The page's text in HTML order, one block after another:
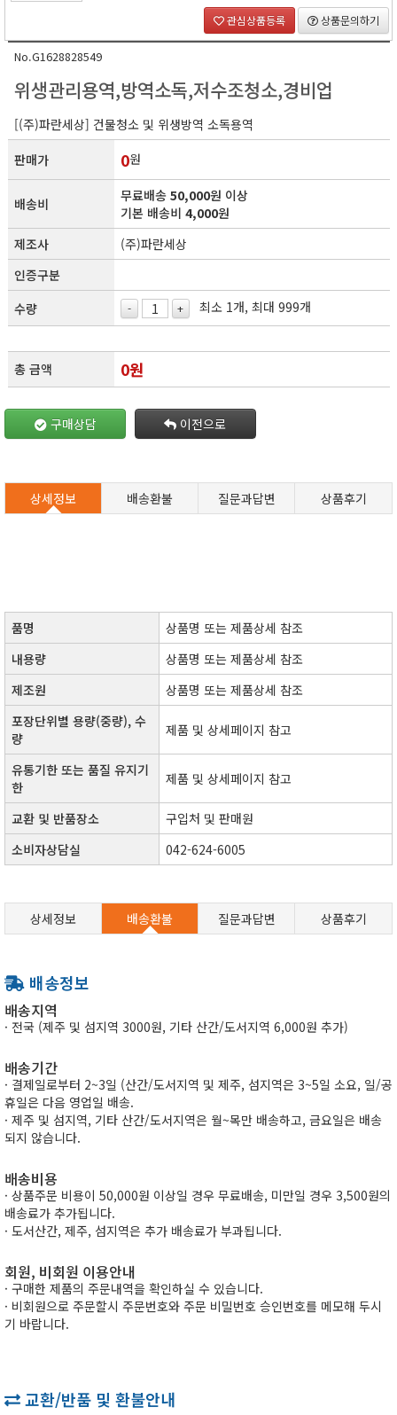
관심상품등록 상품문의하기
No.G1628828549
위생관리용역,방역소독,저수조청소,경비업
[(주)파란세상] 건물청소 및 위생방역 소독용역
판매가
0원
배송비 무료배송 50,000원 이상
기본 배송비 4,000원
제조사
(주)파란세상
인증구분
수량
- + 최소 1개, 최대 999개
총 금액 0원
구매상담 이전으로
상세정보 배송환불 질문과답변 상품후기
품명
상품명 또는 제품상세 참조
내용량
상품명 또는 제품상세 참조
제조원
​상품명 또는 제품상세 참조​
포장단위별 용량(중량), 수
량
제품 및 상세페이지 참고
유통기한 또는 품질 유지기
한
​제품 및 상세페이지 참고​
교환 및 반품장소
구입처 및 판매원
소비자상담실
042-624-6005
상세정보 배송환불 질문과답변 상품후기
배송정보
배송지역
· 전국 (제주 및 섬지역 3000원, 기타 산간/도서지역 6,000원 추가)
배송기간
· 결제일로부터 2~3일 (산간/도서지역 및 제주, 섬지역은 3~5일 소요, 일/공
휴일은 다음 영업일 배송.
· 제주 및 섬지역, 기타 산간/도서지역은 월~목만 배송하고, 금요일은 배송
되지 않습니다.
배송비용
· 상품주문 비용이 50,000원 이상일 경우 무료배송, 미만일 경우 3,500원의
배송료가 추가됩니다.
· 도서산간, 제주, 섬지역은 추가 배송료가 부과됩니다.
회원, 비회원 이용안내
· 구매한 제품의 주문내역을 확인하실 수 있습니다.
· 비회원으로 주문할시 주문번호와 주문 비밀번호 승인번호를 메모해 두시
기 바랍니다.
교환/반품 및 환불안내